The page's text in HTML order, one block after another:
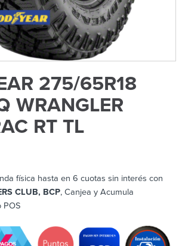
275/65R18
WRANGLER
RT TL
física hasta en 6 cuotas sin interés con
CLUB, BCP, Canjea y Acumula
POS